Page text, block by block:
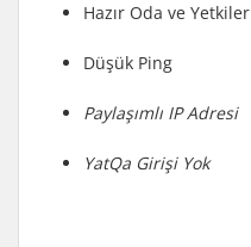
Hazır Oda ve Yetkiler
Düşük Ping
Paylaşımlı IP Adresi
YatQa Girişi Yok